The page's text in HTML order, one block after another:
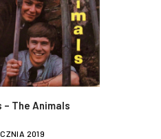
– The Animals
2019